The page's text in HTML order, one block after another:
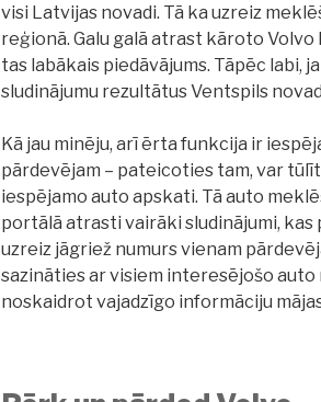
visi Latvijas novadi. Tā ka uzreiz
reģionā. Galu galā atrast kāroto Volvo
tas labākais piedāvājums. Tāpēc labi,
sludinājumu rezultātus Ventspils
Kā jau minēju, arī ērta funkcija ir
pārdevējam – pateicoties tam, var
iespējamo auto apskati. Tā auto
portālā atrasti vairāki sludinājumi, kas
uzreiz jāgriež numurs vienam
sazināties ar visiem interesējošo auto
noskaidrot vajadzīgo informāciju